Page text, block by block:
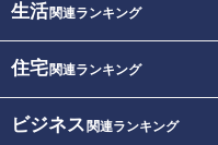
生活関連ランキング
住宅関連ランキング
ビジネス 関連ランキング